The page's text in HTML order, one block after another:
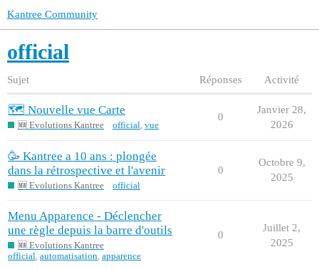
Kantree Community
official
Sujet Réponses Activité
🗺️ Nouvelle vue Carte
🆕 Evolutions Kantree official, vue
0
Janvier 28,
2026
🥳 Kantree a 10 ans : plongée
dans la rétrospective et l'avenir
🆕 Evolutions Kantree official
0
Octobre 9,
2025
Menu Apparence - Déclencher
une règle depuis la barre d'outils
🆕 Evolutions Kantree
official, automatisation, apparence
0
Juillet 2,
2025